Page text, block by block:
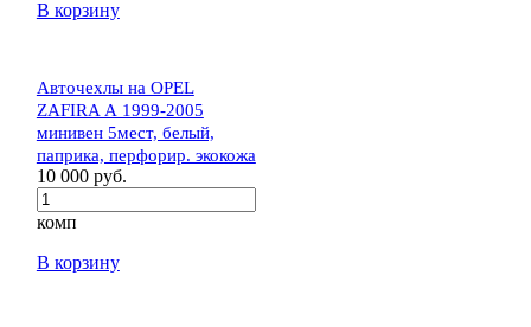
В корзину
Авточехлы на OPEL
ZAFIRA А 1999-2005
минивен 5мест, белый,
паприка, перфорир. экокожа
10 000 руб.
комп
В корзину